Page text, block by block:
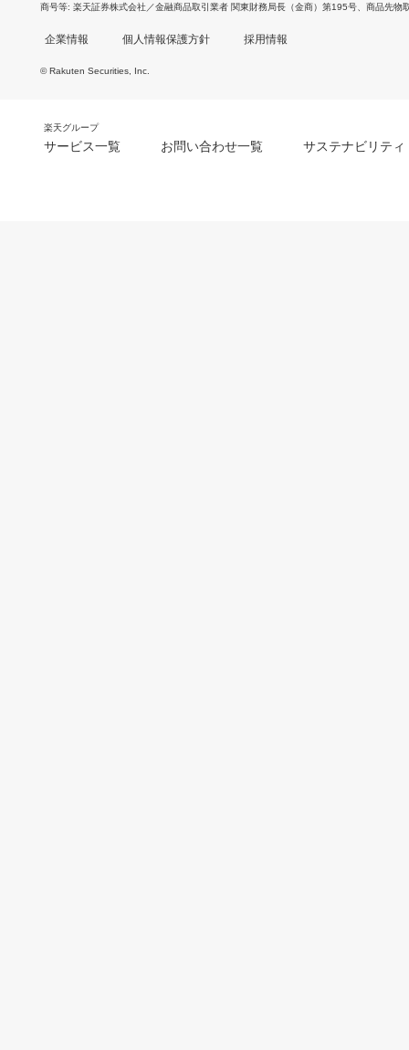
商号等 楽天証券株式会社／金融商品取引業者 関東財務局長（金商）第195号、商品先物
企業情報 個人情報保護方針 採用情報
© Rakuten Securities, Inc.
楽天グループ
サービス一覧 お問い合わせ一覧 サステナビリティ